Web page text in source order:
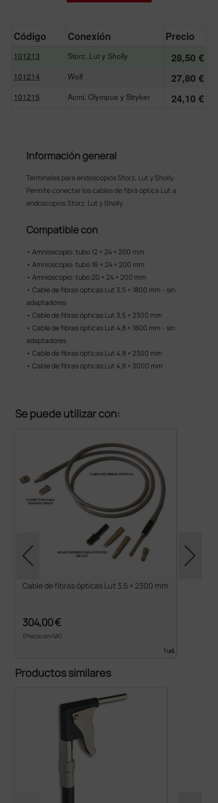
Código Conexión Precio
101213 Storz, Lut y Sholly 28,50 €
101214 Wolf 27,80 €
101215 Acmi, Olympus y Stryker 24,10 €
Información general
Terminales para endoscopios Storz, Lut y Sholly.
Permite conectar los cables de fibra óptica Lut a
endoscopios Storz, Lut y Sholly.
Compatible con
• Amnioscopio: tubo 12 × 24 × 200 mm
• Amnioscopio: tubo 16 × 24 × 200 mm
• Amnioscopio: tubo 20 × 24 × 200 mm
• Cable de fibras ópticas Lut 3,5 × 1800 mm - sin
adaptadores
• Cable de fibras ópticas Lut 3,5 × 2300 mm
• Cable de fibras ópticas Lut 4,8 × 1800 mm - sin
adaptadores
• Cable de fibras ópticas Lut 4,8 × 2300 mm
• Cable de fibras ópticas Lut 4,8 × 3000 mm
Se puede utilizar con:
Cable de fibras ópticas Lut 3,5 × 2300 mm
304,00 €
(Precio sin IVA)
1 ud.
Productos similares